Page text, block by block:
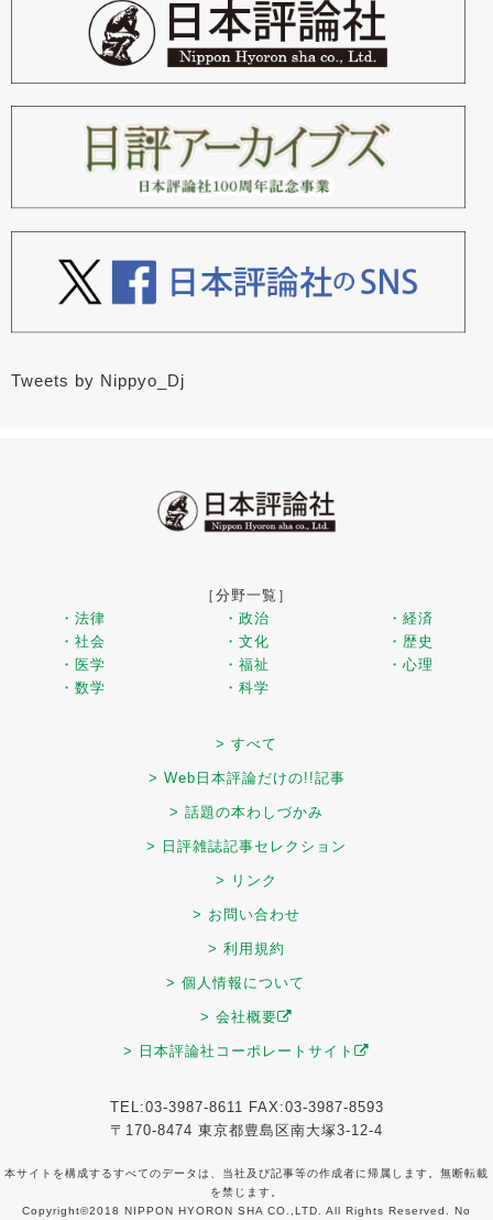
Tweets by Nippyo_Dj
［分野一覧］
・法律
・政治
・経済
・社会
・文化
・歴史
・医学
・福祉
・心理
・数学
・科学
> すべて
> Web日本評論だけの!!記事
> 話題の本わしづかみ
> 日評雑誌記事セレクション
> リンク
> お問い合わせ
> 利用規約
> 個人情報について
> 会社概要
> 日本評論社コーポレートサイト
TEL:03-3987-8611 FAX:03-3987-8593
〒170-8474 東京都豊島区南大塚3-12-4
本サイトを構成するすべてのデータは、当社及び記事等の作成者に帰属します。無断転載
を禁じます。
Copyright©2018 NIPPON HYORON SHA CO.,LTD. All Rights Reserved. No